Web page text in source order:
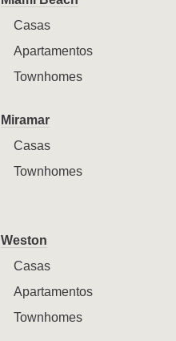
Casas
Apartamentos
Townhomes
Miramar
Casas
Townhomes
Weston
Casas
Apartamentos
Townhomes